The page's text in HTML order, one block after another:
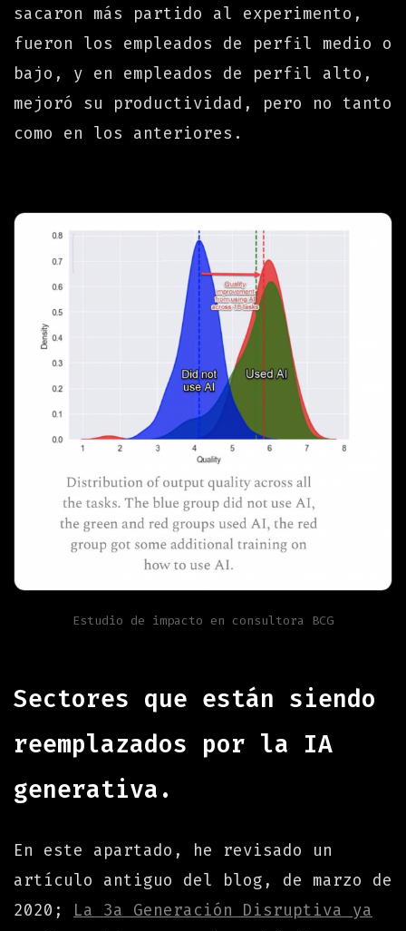
sacaron más partido al experimento,
fueron los empleados de perfil medio o
bajo, y en empleados de perfil alto,
mejoró su productividad, pero no tanto
como en los anteriores.
Estudio de impacto en consultora BCG
Sectores que están siendo
reemplazados por la IA
generativa.
En este apartado, he revisado un
artículo antiguo del blog, de marzo de
2020; La 3a Generación Disruptiva ya